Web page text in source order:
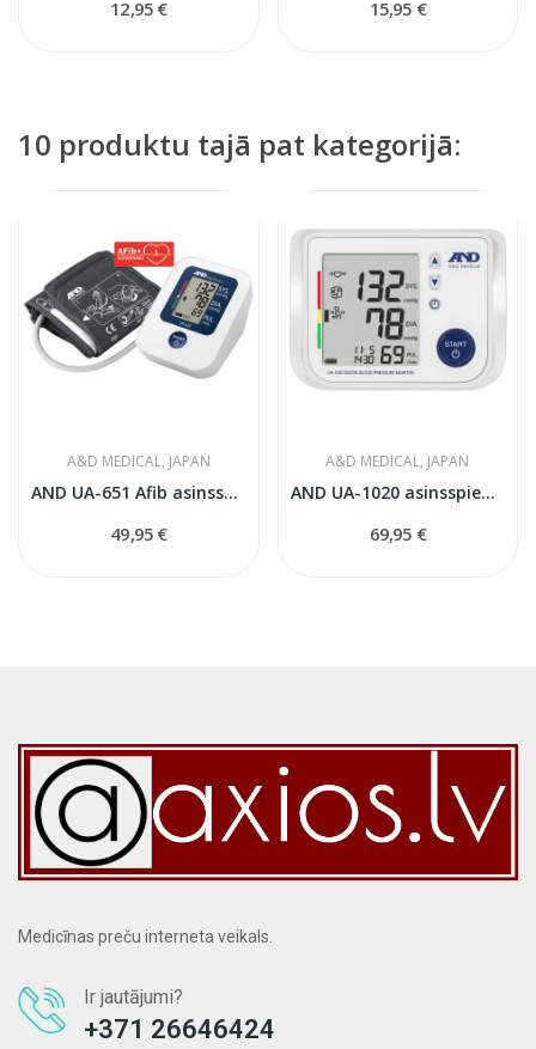
12,95 € 15,95 €
10 produktu tajā pat kategorijā:
A&D MEDICAL, JAPAN
AND UA-651 Afib asinsspiediena mērītājs
49,95 €
A&D MEDICAL, JAPAN
AND UA-1020 asinsspiediena mērītājs
69,95 €
Medicīnas preču interneta veikals.
Ir jautājumi?
+371 26646424